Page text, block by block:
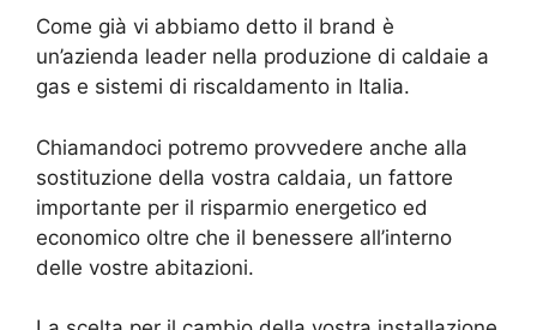
Come già vi abbiamo detto il brand è
un’azienda leader nella produzione di caldaie a
gas e sistemi di riscaldamento in Italia.
Chiamandoci potremo provvedere anche alla
sostituzione della vostra caldaia, un fattore
importante per il risparmio energetico ed
economico oltre che il benessere all’interno
delle vostre abitazioni.